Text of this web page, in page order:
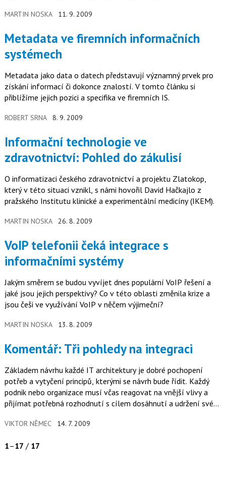
MARTIN NOSKA 11. 9. 2009
Metadata ve firemních informačních
systémech
Metadata jako data o datech představují významný prvek pro
získání informací či dokonce znalostí. V tomto článku si
přiblížíme jejich pozici a specifika ve firemních IS.
ROBERT SRNA 8. 9. 2009
Informační technologie ve
zdravotnictví: Pohled do zákulisí
O informatizaci českého zdravotnictví a projektu Zlatokop,
který v této situaci vznikl, s námi hovořil David Hačkajlo z
pražského Institutu klinické a experimentální medicíny (IKEM).
MARTIN NOSKA 26. 8. 2009
VoIP telefonii čeká integrace s
informačními systémy
Jakým směrem se budou vyvíjet dnes populární VoIP řešení a
jaké jsou jejich perspektivy? Co v této oblasti změnila krize a
jsou češi ve využívání VoIP v něčem výjimeční?
MARTIN NOSKA 13. 8. 2009
Komentář: Tři pohledy na integraci
Základem návrhu každé IT architektury je dobré pochopení
potřeb a vytyčení principů, kterými se návrh bude řídit. Každý
podnik nebo organizace musí včas reagovat na vnější vlivy a
přijímat potřebná rozhodnutí s cílem dosáhnutí a udržení své
informačních systémech podniku.
VIKTOR NĚMEC 14. 7. 2009
1–17 / 17